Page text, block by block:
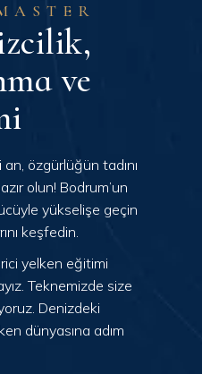
ve
özgürlüğün tadını
olun! Bodrum’un
yükselişe geçin
keşfedin.
yelken eğitimi
Teknemizde size
Denizdeki
dünyasına adım